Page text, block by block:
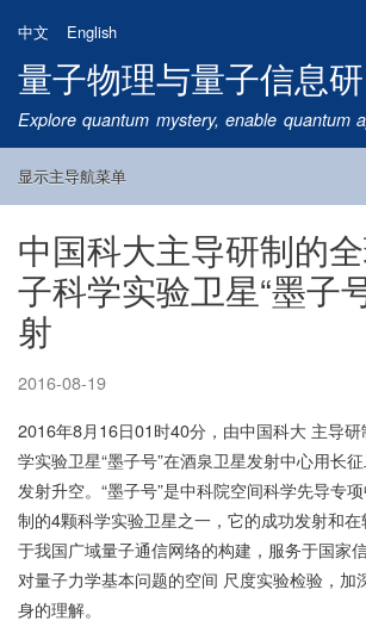
到
主
要
内
中文 English
量子物理与量子信息
Explore quantum mystery, enable quantum
Main
显示主导航菜单
首页
研究方向
量子卫星
团队成员
新闻动态
研究进展
学术报告
论文发表
公告通知
招生信息
相关链接
中国科大主导研制的
子科学实验卫星“墨子
射
2016-08-19
2016年8月16日01时40分，由中国科大 主导
学实验卫星“墨子号”在酒泉卫星发射中心用长
发射升空。“墨子号”是中科院空间科学先导专
制的4颗科学实验卫星之一，它的成功发射和
于我国广域量子通信网络的构建，服务于国家
对量子力学基本问题的空间 尺度实验检验，加
身的理解。